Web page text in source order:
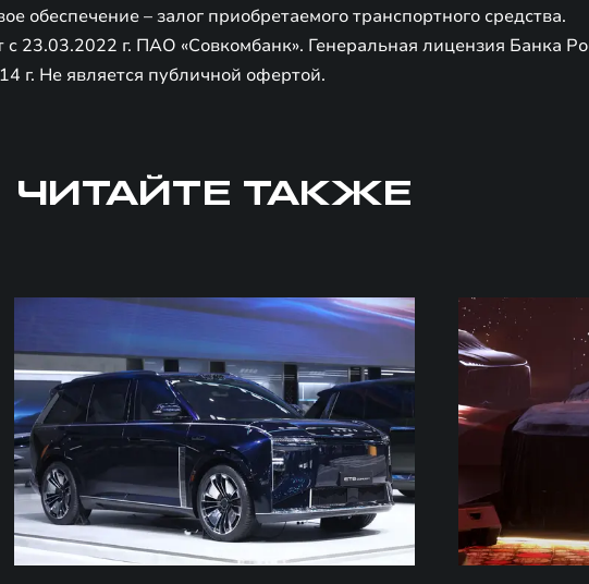
обеспечение – залог приобретаемого транспортного средства.
23.03.2022 г. ПАО «Совкомбанк». Генеральная лицензия Банка
г. Не является публичной офертой.
ЧИТАЙТЕ ТАКЖЕ